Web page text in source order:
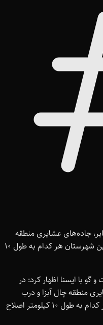
جاده‌های عشایری منطقه
چال آبزا و درب کاظم در بخش سوسن این شهرستان هر کدام به طول ۱۰
در گفت و گو با ایسنا اظهار کرد: در
منطقه چال آبزا و درب
کاظم در بخش سوسن این شهرستان هر کدام به طول ۱۰ کیلومتر اصلاح